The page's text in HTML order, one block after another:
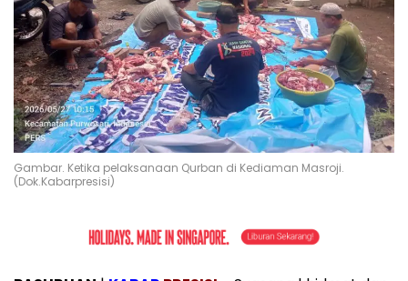
Gambar. Ketika pelaksanaan Qurban di Kediaman Masroji.
(Dok.Kabarpresisi)